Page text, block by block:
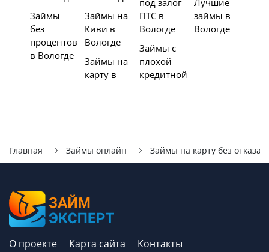
Займы
без
процентов
в Вологде
Займы на
Киви в
Вологде
Займы на
карту в
под залог
ПТС в
Вологде
Займы с
плохой
кредитной
Лучшие
займы в
Вологде
Главная Займы онлайн Займы на карту без отказа
О проекте Карта сайта Контакты